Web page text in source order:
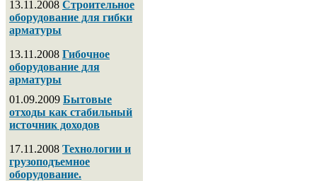
13.11.2008 Строительное
оборудование для гибки
арматуры
13.11.2008 Гибочное
оборудование для
арматуры
01.09.2009 Бытовые
отходы как стабильный
источник доходов
17.11.2008 Технологии и
грузоподъемное
оборудование.